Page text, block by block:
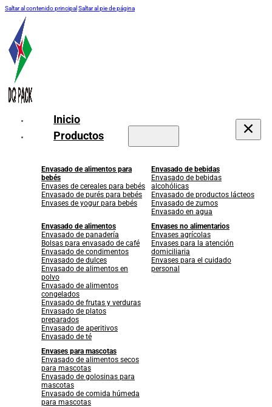
Saltar al contenido principal Saltar al pie de página
Inicio
Productos
Envasado de alimentos para
bebés
Envases de cereales para bebés
Envasado de purés para bebés
Envases de yogur para bebés
Envasado de bebidas
Envasado de bebidas
alcohólicas
Envasado de productos lácteos
Envasado de zumos
Envasado en agua
Envasado de alimentos
Envasado de panadería
Bolsas para envasado de café
Envasado de condimentos
Envasado de dulces
Envasado de alimentos en
polvo
Envasado de alimentos
congelados
Envasado de frutas y verduras
Envasado de platos
preparados
Envasado de aperitivos
Envasado de té
Envases no alimentarios
Envases agrícolas
Envases para la atención
domiciliaria
Envases para el cuidado
personal
Envases para mascotas
Envasado de alimentos secos
para mascotas
Envasado de golosinas para
mascotas
Envasado de comida húmeda
para mascotas